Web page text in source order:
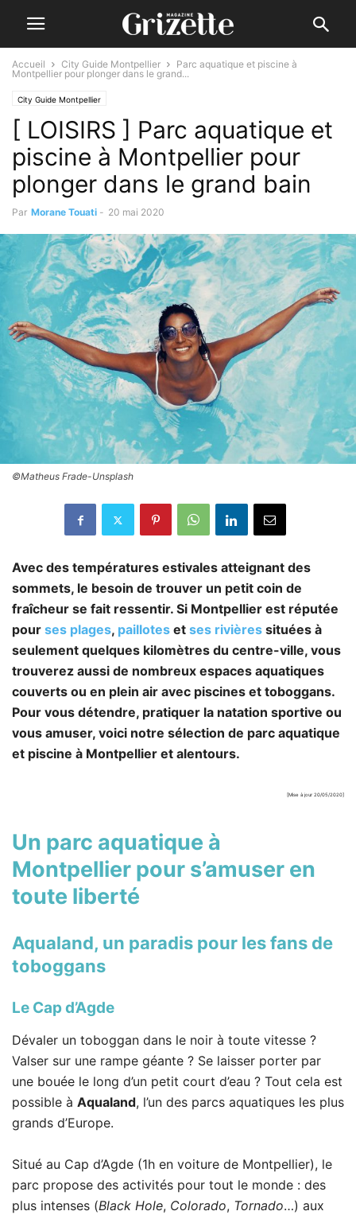
Accueil City Guide Montpellier
Parc aquatique et piscine à
Montpellier pour plonger dans le grand...
City Guide Montpellier
[ LOISIRS ] Parc aquatique et
piscine à Montpellier pour
plonger dans le grand bain
Par Morane Touati - 20 mai 2020
©Matheus Frade-Unsplash
Avec des températures estivales atteignant des
sommets, le besoin de trouver un petit coin de
fraîcheur se fait ressentir. Si Montpellier est réputée
pour ses plages, paillotes et ses rivières situées à
seulement quelques kilomètres du centre-ville, vous
trouverez aussi de nombreux espaces aquatiques
couverts ou en plein air avec piscines et toboggans.
Pour vous détendre, pratiquer la natation sportive ou
vous amuser, voici notre sélection de parc aquatique
et piscine à Montpellier et alentours.
[Mise à jour 20/05/2020]
Un parc aquatique à
Montpellier pour s’amuser en
toute liberté
Aqualand, un paradis pour les fans de
toboggans
Le Cap d’Agde
Dévaler un toboggan dans le noir à toute vitesse ?
Valser sur une rampe géante ? Se laisser porter par
une bouée le long d’un petit court d’eau ? Tout cela est
possible à Aqualand, l’un des parcs aquatiques les plus
grands d’Europe.
Situé au Cap d’Agde (1h en voiture de Montpellier), le
parc propose des activités pour tout le monde : des
plus intenses (Black Hole, Colorado, Tornado…) aux